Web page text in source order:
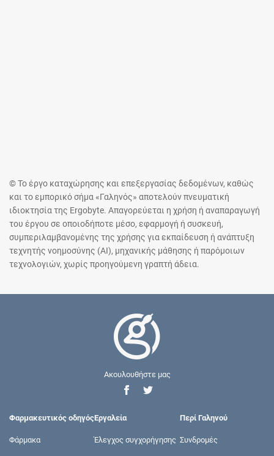
© Το έργο καταχώρησης και επεξεργασίας δεδομένων, καθώς
και το εμπορικό σήμα «Γαληνός» αποτελούν πνευματική
ιδιοκτησία της Ergobyte. Απαγορεύεται η χρήση ή αναπαραγωγή
του έργου σε οποιοδήποτε μέσο, εφαρμογή ή συσκευή,
συμπεριλαμβανομένης της χρήσης για εκπαίδευση ή ανάπτυξη
τεχνητής νοημοσύνης (AI), μηχανικής μάθησης ή παρόμοιων
τεχνολογιών, χωρίς προηγούμενη γραπτή άδεια.
Ακουλουθήστε μας
Φαρμακευτικός οδηγός
Φάρμακα
Εργαλεία
Έλεγχος συγχορήγησης
Περί Γαληνού
Συνδρομές